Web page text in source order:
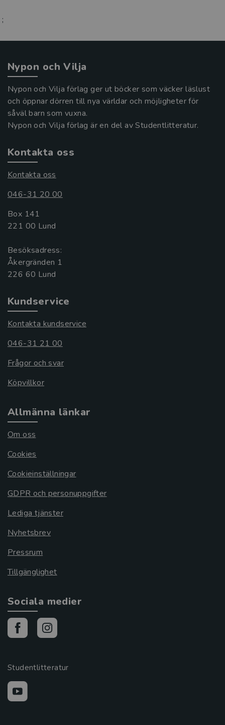
;
Nypon och Vilja
Nypon och Vilja förlag ger ut böcker som väcker läslust
och öppnar dörren till nya världar och möjligheter för
såväl barn som vuxna.
Nypon och Vilja förlag är en del av Studentlitteratur.
Kontakta oss
Kontakta oss
046-31 20 00
Box 141
221 00 Lund
Besöksadress:
Åkergränden 1
Kundservice
Kontakta kundservice
046-31 21 00
Frågor och svar
Köpvillkor
Allmänna länkar
Om oss
Cookies
Cookieinställningar
GDPR och personuppgifter
Lediga tjänster
Nyhetsbrev
Pressrum
Tillgänglighet
Sociala medier
Studentlitteratur